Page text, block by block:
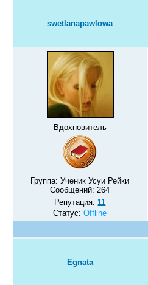
swetlanapawlowa
Вдохновитель
Группа: Ученик Усуи Рейки
Сообщений: 264
Репутация:11
Статус:Offline
Egnata